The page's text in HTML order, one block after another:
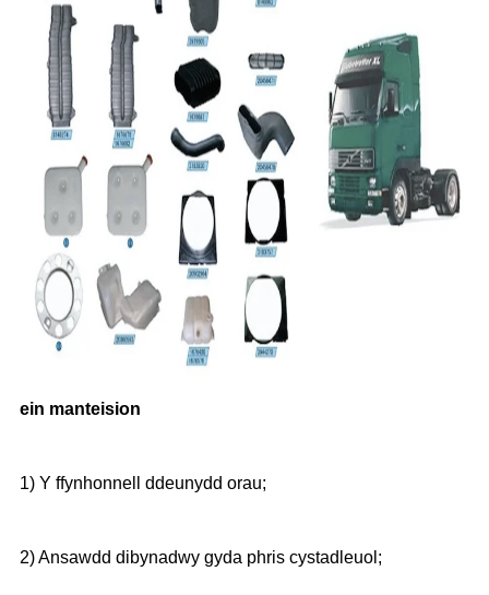
ein manteision
1) Y ffynhonnell ddeunydd orau;
2) Ansawdd dibynadwy gyda phris cystadleuol;